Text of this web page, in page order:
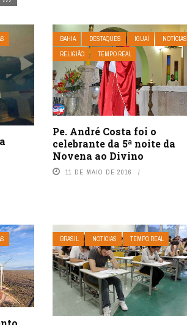
BAHIA DESTAQUES IGUAÍ
NOTÍCIAS
RELIGIÃO
TEMPO REAL
Pe. André Costa foi o
celebrante da 5ª noite da
Novena ao Divino
11 DE MAIO DE 2016
BRASIL NOTÍCIAS TEMPO REAL